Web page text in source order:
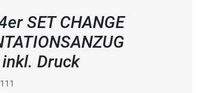
SET CHANGE
Druck